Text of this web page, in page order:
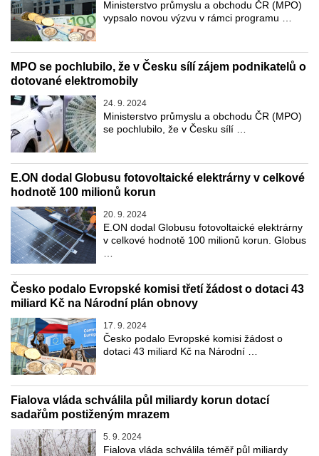
Ministerstvo průmyslu a obchodu ČR (MPO)
vypsalo novou výzvu v rámci programu …
MPO se pochlubilo, že v Česku sílí zájem podnikatelů o
dotované elektromobily
24. 9. 2024
Ministerstvo průmyslu a obchodu ČR (MPO)
se pochlubilo, že v Česku sílí …
E.ON dodal Globusu fotovoltaické elektrárny v celkové
hodnotě 100 milionů korun
20. 9. 2024
E.ON dodal Globusu fotovoltaické elektrárny
v celkové hodnotě 100 milionů korun. Globus
Česko podalo Evropské komisi třetí žádost o dotaci 43
miliard Kč na Národní plán obnovy
17. 9. 2024
Česko podalo Evropské komisi žádost o
dotaci 43 miliard Kč na Národní …
Fialova vláda schválila půl miliardy korun dotací
sadařům postiženým mrazem
5. 9. 2024
Fialova vláda schválila téměř půl miliardy